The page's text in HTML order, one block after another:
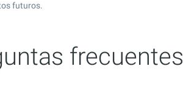
futuros.
frecuentes